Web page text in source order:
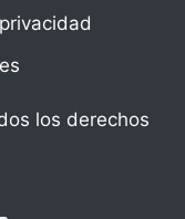
los derechos